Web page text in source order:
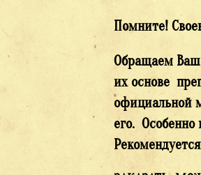
Помните!
Обращаем
их основе
официальной
его. Особенно